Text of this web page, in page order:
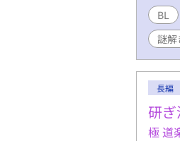
BL
謎解
長編
研
極 道